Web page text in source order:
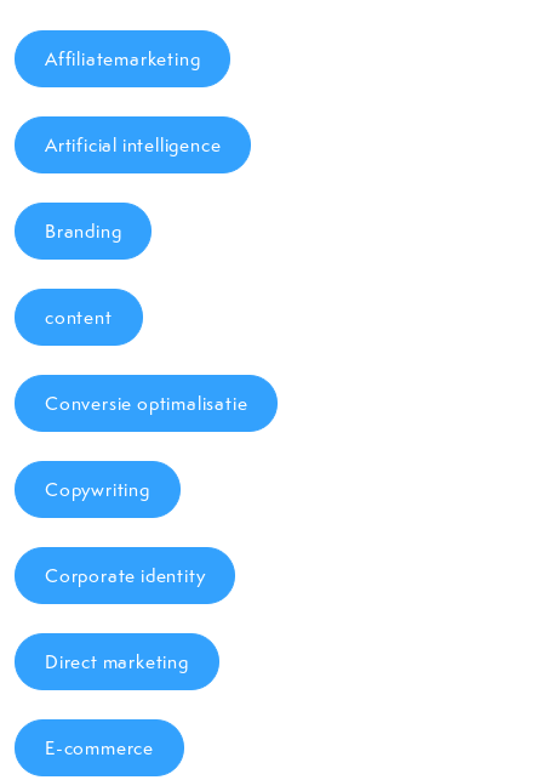
Affiliatemarketing
Artificial intelligence
Branding
content
Conversie optimalisatie
Copywriting
Corporate identity
Direct marketing
E-commerce